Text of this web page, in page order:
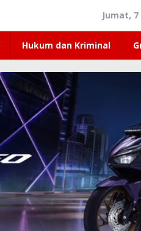
Jumat,
Hukum dan Kriminal